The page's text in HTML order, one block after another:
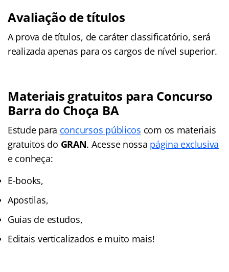
Avaliação de títulos
A prova de títulos, de caráter classificatório, será
realizada apenas para os cargos de nível superior.
Materiais gratuitos para Concurso
Barra do Choça BA
Estude para concursos públicos com os materiais
gratuitos do GRAN. Acesse nossa página exclusiva
e conheça:
E-books,
Apostilas,
Guias de estudos,
Editais verticalizados e muito mais!